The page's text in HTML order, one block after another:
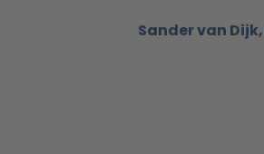
Sander van